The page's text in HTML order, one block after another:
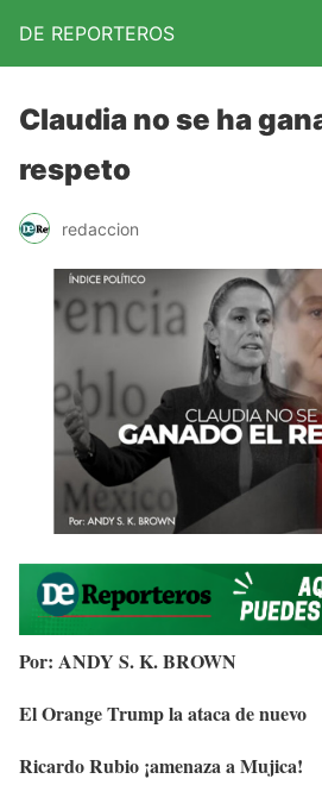
DE REPORTEROS
Claudia no se ha
respeto
redaccion
Por: ANDY S. K. BROWN
El Orange Trump la ataca de nuevo
Ricardo Rubio ¡amenaza a Mujica!